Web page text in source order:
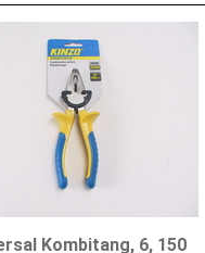
Kombitang, 6, 150